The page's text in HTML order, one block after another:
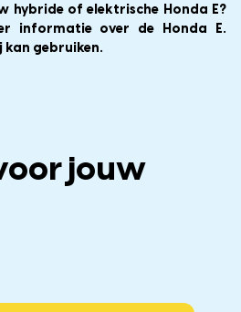
hybride of elektrische Honda E?
informatie over de Honda E.
gebruiken.
jouw